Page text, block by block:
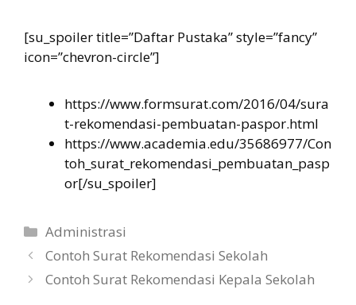
[su_spoiler title=”Daftar Pustaka” style=”fancy”
icon=”chevron-circle”]
https://www.formsurat.com/2016/04/sura
t-rekomendasi-pembuatan-paspor.html
https://www.academia.edu/35686977/Con
toh_surat_rekomendasi_pembuatan_pasp
or[/su_spoiler]
Categories
Administrasi
Contoh Surat Rekomendasi Sekolah
Contoh Surat Rekomendasi Kepala Sekolah